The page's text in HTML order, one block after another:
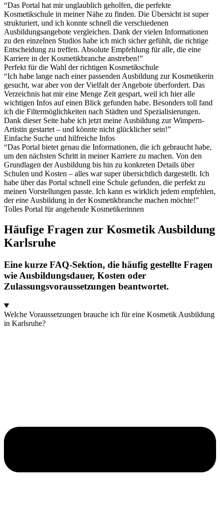
“Das Portal hat mir unglaublich geholfen, die perfekte
Kosmetikschule in meiner Nähe zu finden. Die Übersicht ist super
strukturiert, und ich konnte schnell die verschiedenen
Ausbildungsangebote vergleichen. Dank der vielen Informationen
zu den einzelnen Studios habe ich mich sicher gefühlt, die richtige
Entscheidung zu treffen. Absolute Empfehlung für alle, die eine
Karriere in der Kosmetikbranche anstreben!”
Perfekt für die Wahl der richtigen Kosmetikschule
“Ich habe lange nach einer passenden Ausbildung zur Kosmetikerin
gesucht, war aber von der Vielfalt der Angebote überfordert. Das
Verzeichnis hat mir eine Menge Zeit gespart, weil ich hier alle
wichtigen Infos auf einen Blick gefunden habe. Besonders toll fand
ich die Filtermöglichkeiten nach Städten und Spezialisierungen.
Dank dieser Seite habe ich jetzt meine Ausbildung zur Wimpern-
Artistin gestartet – und könnte nicht glücklicher sein!”
Einfache Suche und hilfreiche Infos
“Das Portal bietet genau die Informationen, die ich gebraucht habe,
um den nächsten Schritt in meiner Karriere zu machen. Von den
Grundlagen der Ausbildung bis hin zu konkreten Details über
Schulen und Kosten – alles war super übersichtlich dargestellt. Ich
habe über das Portal schnell eine Schule gefunden, die perfekt zu
meinen Vorstellungen passte. Ich kann es wirklich jedem empfehlen,
der eine Ausbildung in der Kosmetikbranche machen möchte!”
Tolles Portal für angehende Kosmetikerinnen
Häufige Fragen zur Kosmetik Ausbildung
Karlsruhe
Eine kurze FAQ-Sektion, die häufig gestellte Fragen
wie Ausbildungsdauer, Kosten oder
Zulassungsvoraussetzungen beantwortet.
Welche Voraussetzungen brauche ich für eine Kosmetik Ausbildung
in Karlsruhe?